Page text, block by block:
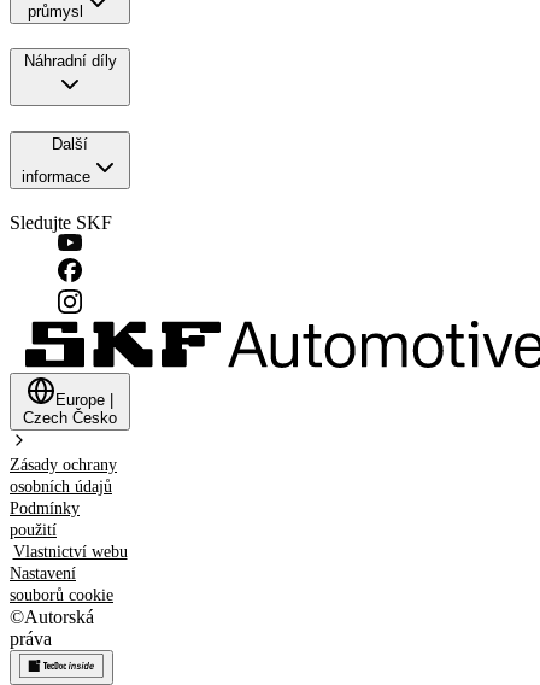
průmysl
Náhradní díly
Další
informace
Sledujte SKF
Europe
Czech Česko
Zásady ochrany
osobních údajů
Podmínky
použití
Vlastnictví webu
Nastavení
souborů cookie
©Autorská
práva